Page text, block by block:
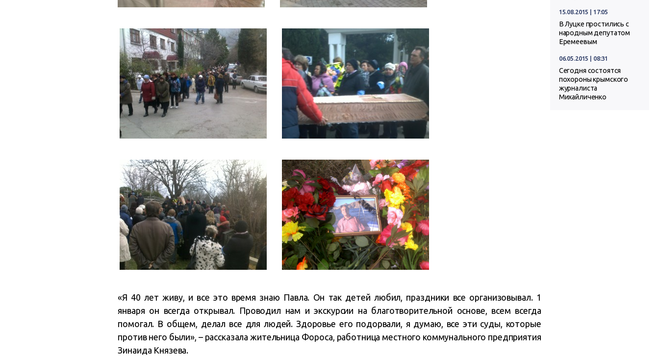
«Я 40 лет живу, и все это время знаю Павла. Он так детей любил, праздники все организовывал. 1
января он всегда открывал. Проводил нам и экскурсии на благотворительной основе, всем всегда
помогал. В общем, делал все для людей. Здоровье его подорвали, я думаю, все эти суды, которые
против него были», – рассказала жительница Фороса, работница местного коммунального предприятия
Зинаида Князева.
15.08.2015 | 17:05
В Луцке простились с
народным депутатом
Еремеевым
06.05.2015 | 08:31
Сегодня состоятся
похороны крымского
журналиста
Михайличенко